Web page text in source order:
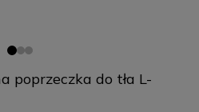
poprzeczka do tła L-